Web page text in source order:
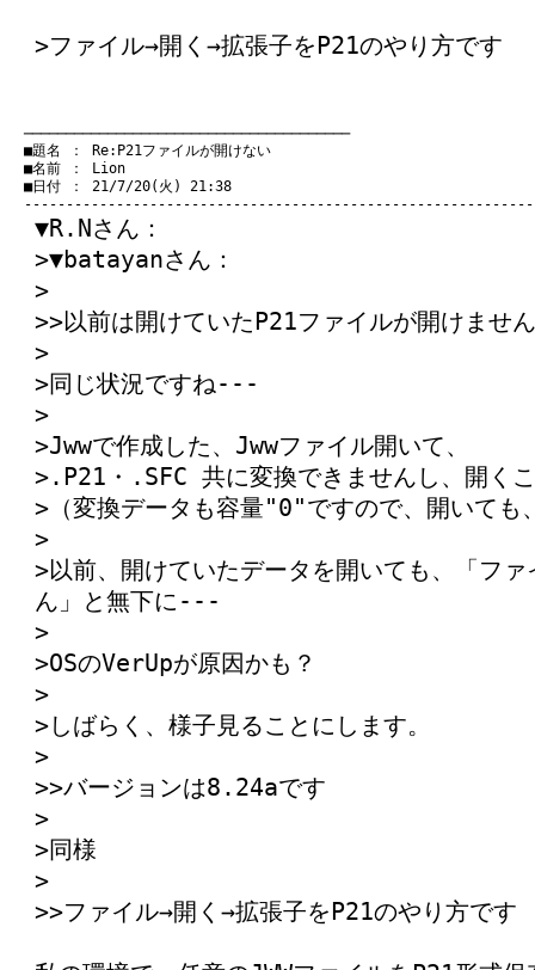
>ファイル→開く→拡張子をP21のやり方です
───────────────────────────────────────
■題名 ： Re:P21ファイルが開けない
■名前 ： Lion
■日付 ： 21/7/20(火) 21:38
▼R.Nさん：
>▼batayanさん：
>
>>以前は開けていたP21ファイルが開けません
>
>同じ状況ですね---
>
>Jwwで作成した、Jwwファイル開いて、
>.P21・.SFC 共に変換できませんし、開く
>（変換データも容量"0"ですので、開いても
>
>以前、開けていたデータを開いても、「フ
ん」と無下に---
>
>OSのVerUpが原因かも？
>
>しばらく、様子見ることにします。
>
>>バージョンは8.24aです
>
>同様
>
>>ファイル→開く→拡張子をP21のやり方です